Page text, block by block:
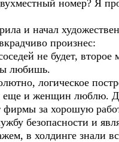
номер? Я
и начал
произнес:
не будет,
любишь.
логическое
и женщин люблю.
за хорошую
безопасности и
в холдинге знали